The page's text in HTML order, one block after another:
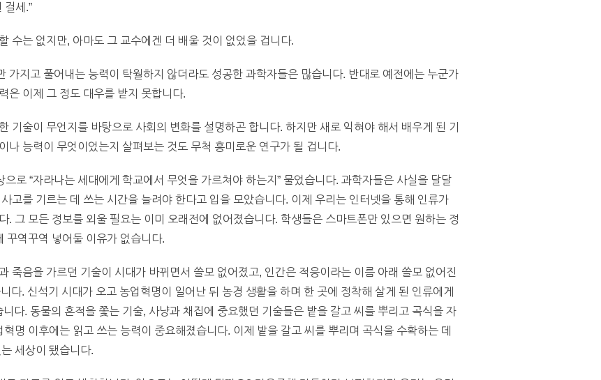
걸세.”
수는 없지만, 아마도 그 교수에겐 더 배울 것이 없었을 겁니다.
가지고 풀어내는 능력이 탁월하지 않더라도 성공한 과학자들은 많습니다. 반대로 예전에는 누군가
은 이제 그 정도 대우를 받지 못합니다.
기술이 무언지를 바탕으로 사회의 변화를 설명하곤 합니다. 하지만 새로 익혀야 해서 배우게 된 기
나 능력이 무엇이었는지 살펴보는 것도 무척 흥미로운 연구가 될 겁니다.
로 “자라나는 세대에게 학교에서 무엇을 가르쳐야 하는지” 물었습니다. 과학자들은 사실을 달달
고를 기르는 데 쓰는 시간을 늘려야 한다고 입을 모았습니다. 이제 우리는 인터넷을 통해 인류가
. 그 모든 정보를 외울 필요는 이미 오래전에 없어졌습니다. 학생들은 스마트폰만 있으면 원하는 정
꾸역꾸역 넣어둘 이유가 없습니다.
죽음을 가르던 기술이 시대가 바뀌면서 쓸모 없어졌고, 인간은 적응이라는 이름 아래 쓸모 없어진
다. 신석기 시대가 오고 농업혁명이 일어난 뒤 농경 생활을 하며 한 곳에 정착해 살게 된 인류에게
다. 동물의 흔적을 쫓는 기술, 사냥과 채집에 중요했던 기술들은 밭을 갈고 씨를 뿌리고 곡식을 자
명 이후에는 읽고 쓰는 능력이 중요해졌습니다. 이제 밭을 갈고 씨를 뿌리며 곡식을 수확하는 데
세상이 됐습니다.